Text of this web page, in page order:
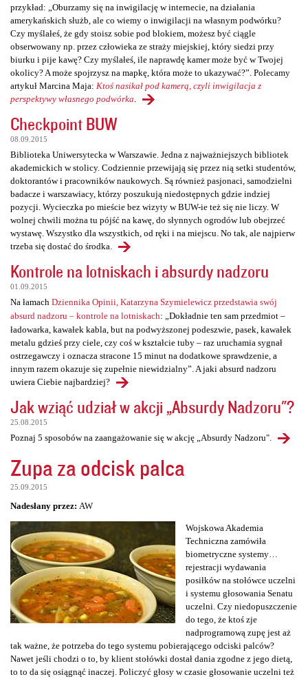
przykład: „Oburzamy się na inwigilację w internecie, na działania
amerykańskich służb, ale co wiemy o inwigilacji na własnym podwórku?
Czy myślałeś, że gdy stoisz sobie pod blokiem, możesz być ciągle
obserwowany np. przez człowieka ze straży miejskiej, który siedzi przy
biurku i pije kawę? Czy myślałeś, ile naprawdę kamer może być w Twojej
okolicy? A może spojrzysz na mapkę, która może to ukazywać?”. Polecamy
artykuł Marcina Maja: Ktoś nasikał pod kamerą, czyli inwigilacja z
perspektywy własnego podwórka
Checkpoint BUW
08.09.2015
Biblioteka Uniwersytecka w Warszawie. Jedna z najważniejszych bibliotek
akademickich w stolicy. Codziennie przewijają się przez nią setki studentów,
doktorantów i pracowników naukowych. Są również pasjonaci, samodzielni
badacze i warszawiacy, którzy poszukują niedostępnych gdzie indziej
pozycji. Wycieczka po mieście bez wizyty w BUW-ie też się nie liczy. W
wolnej chwili można tu pójść na kawę, do słynnych ogrodów lub obejrzeć
wystawę. Wszystko dla wszystkich, od ręki i na miejscu. No tak, ale najpierw
trzeba się dostać do środka.
Kontrole na lotniskach i absurdy nadzoru
01.09.2015
Na łamach Dziennika Opinii, Katarzyna Szymielewicz przedstawia swój
absurd nadzoru – kontrole na lotniskach: „Dokładnie ten sam przedmiot –
ładowarka, kawałek kabla, but na podwyższonej podeszwie, pasek, kawałek
metalu gdzieś przy ciele, czy coś w kształcie tuby – raz uruchamia sygnał
ostrzegawczy i oznacza stracone 15 minut na dodatkowe sprawdzenie, a
innym razem okazuje się zupełnie niewidzialny”. A jaki absurd nadzoru
uwiera Ciebie najbardziej?
Jak wziąć udział w akcji „Absurdy Nadzoru"?
25.08.2015
Poznaj 5 sposobów na zaangażowanie się w akcję „Absurdy Nadzoru".
Zupa za odcisk palca
25.09.2015
Nadesłany przez: AW
Wojskowa Akademia
Techniczna zamówiła
biometryczne systemy…
rejestracji wydawania
posiłków na stołówce uczelni
i systemu głosowania Senatu
uczelni. Czy niedopuszczenie
do tego, że ktoś zje
nadprogramową zupę jest aż
tak ważne, że potrzeba do tego systemu pobierającego odciski palców?
Nawet jeśli chodzi o to, by klient stołówki dostał dania zgodne z jego dietą,
to to da się osiągnąć inaczej. Policzyć głosy w czasie głosowanie uczelni też